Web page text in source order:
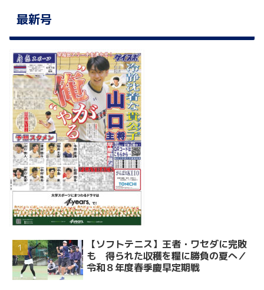
最新号
【ソフトテニス】王者・ワセダに完敗
も 得られた収穫を糧に勝負の夏へ／
令和８年度春季慶早定期戦